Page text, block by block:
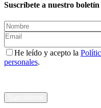
Suscríbete a nuestro boletín
He leído y acepto la
personales.